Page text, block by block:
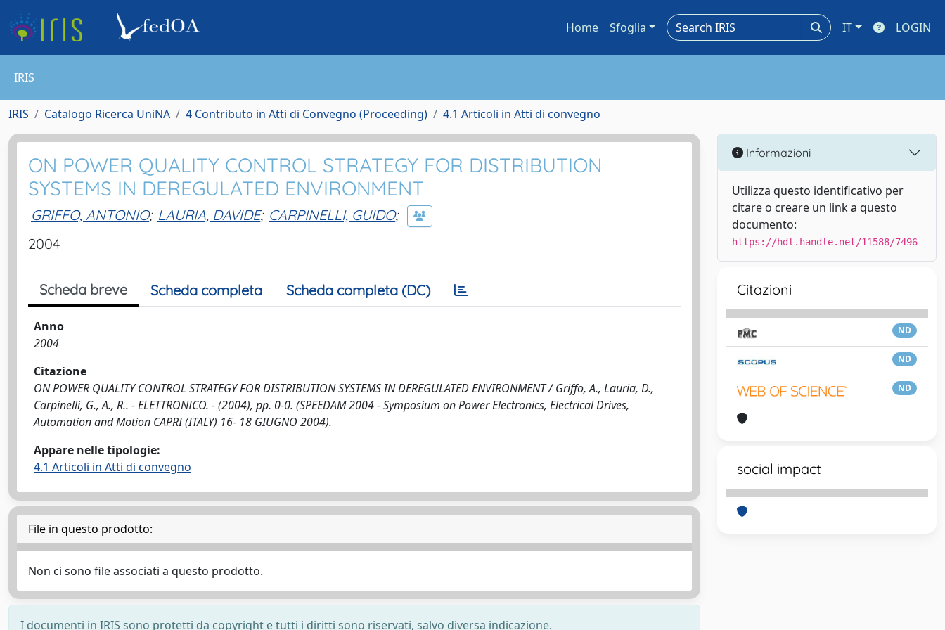
Home Sfoglia IT LOGIN
IRIS
IRIS Catalogo Ricerca UniNA 4 Contributo in Atti di Convegno (Proceeding) 4.1 Articoli in Atti di convegno
ON POWER QUALITY CONTROL STRATEGY FOR DISTRIBUTION
SYSTEMS IN DEREGULATED ENVIRONMENT
GRIFFO, ANTONIO; LAURIA, DAVIDE; CARPINELLI, GUIDO;
2004
Scheda breve Scheda completa Scheda completa (DC)
Anno
2004
Citazione
ON POWER QUALITY CONTROL STRATEGY FOR DISTRIBUTION SYSTEMS IN DEREGULATED ENVIRONMENT / Griffo, A., Lauria, D.,
Carpinelli, G., A., R.. - ELETTRONICO. - (2004), pp. 0-0. (SPEEDAM 2004 - Symposium on Power Electronics, Electrical Drives,
Automation and Motion CAPRI (ITALY) 16- 18 GIUGNO 2004).
Appare nelle tipologie:
4.1 Articoli in Atti di convegno
File in questo prodotto:
Non ci sono file associati a questo prodotto.
I documenti in IRIS sono protetti da copyright e tutti i diritti sono riservati, salvo diversa indicazione.
Informazioni
Utilizza questo identificativo per
citare o creare un link a questo
documento:
https://hdl.handle.net/11588/7496
Citazioni
ND
ND
ND
social impact